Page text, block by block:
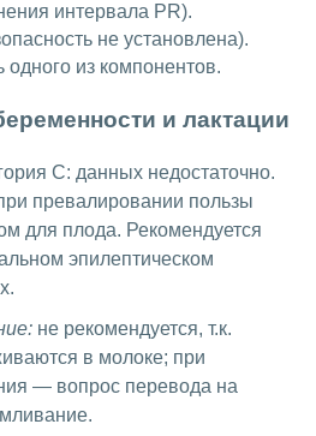
интервала PR).
не установлена).
из компонентов.
и лактации
C: данных недостаточно.
превалировании пользы
для плода. Рекомендуется
эпилептическом
не рекомендуется, т.к.
в молоке; при
— вопрос перевода на